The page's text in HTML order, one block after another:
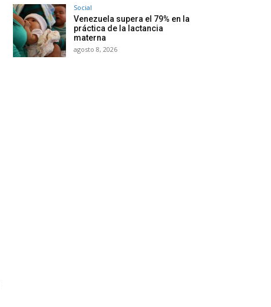
Social
Venezuela supera el 79% en la
práctica de la lactancia
materna
agosto 8, 2026